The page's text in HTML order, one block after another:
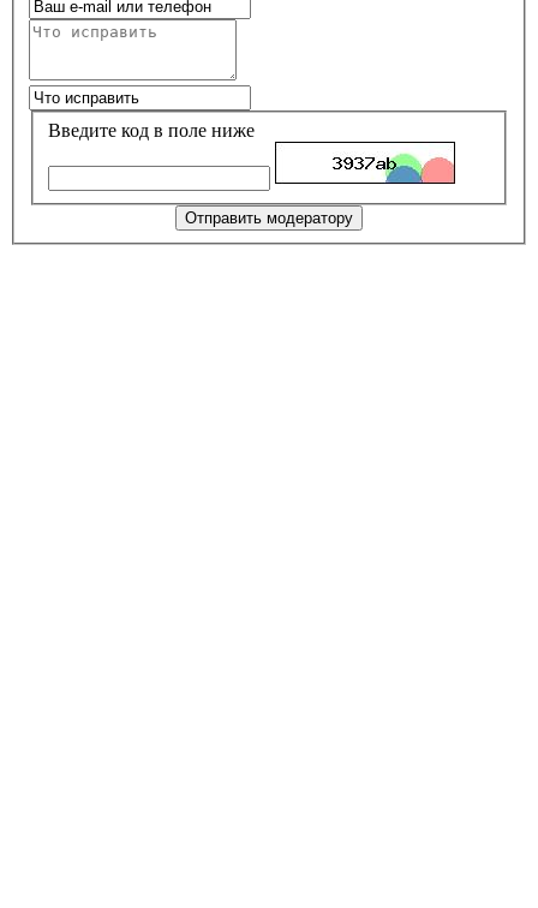
Введите код в поле ниже
Отправить модератору